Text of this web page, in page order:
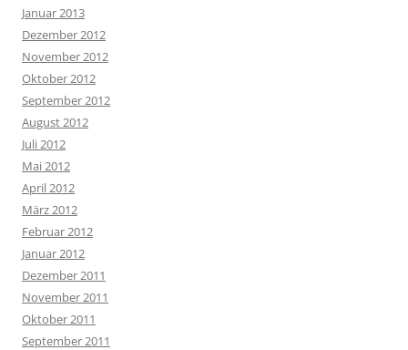
Januar 2013
Dezember 2012
November 2012
Oktober 2012
September 2012
August 2012
Juli 2012
Mai 2012
April 2012
März 2012
Februar 2012
Januar 2012
Dezember 2011
November 2011
Oktober 2011
September 2011